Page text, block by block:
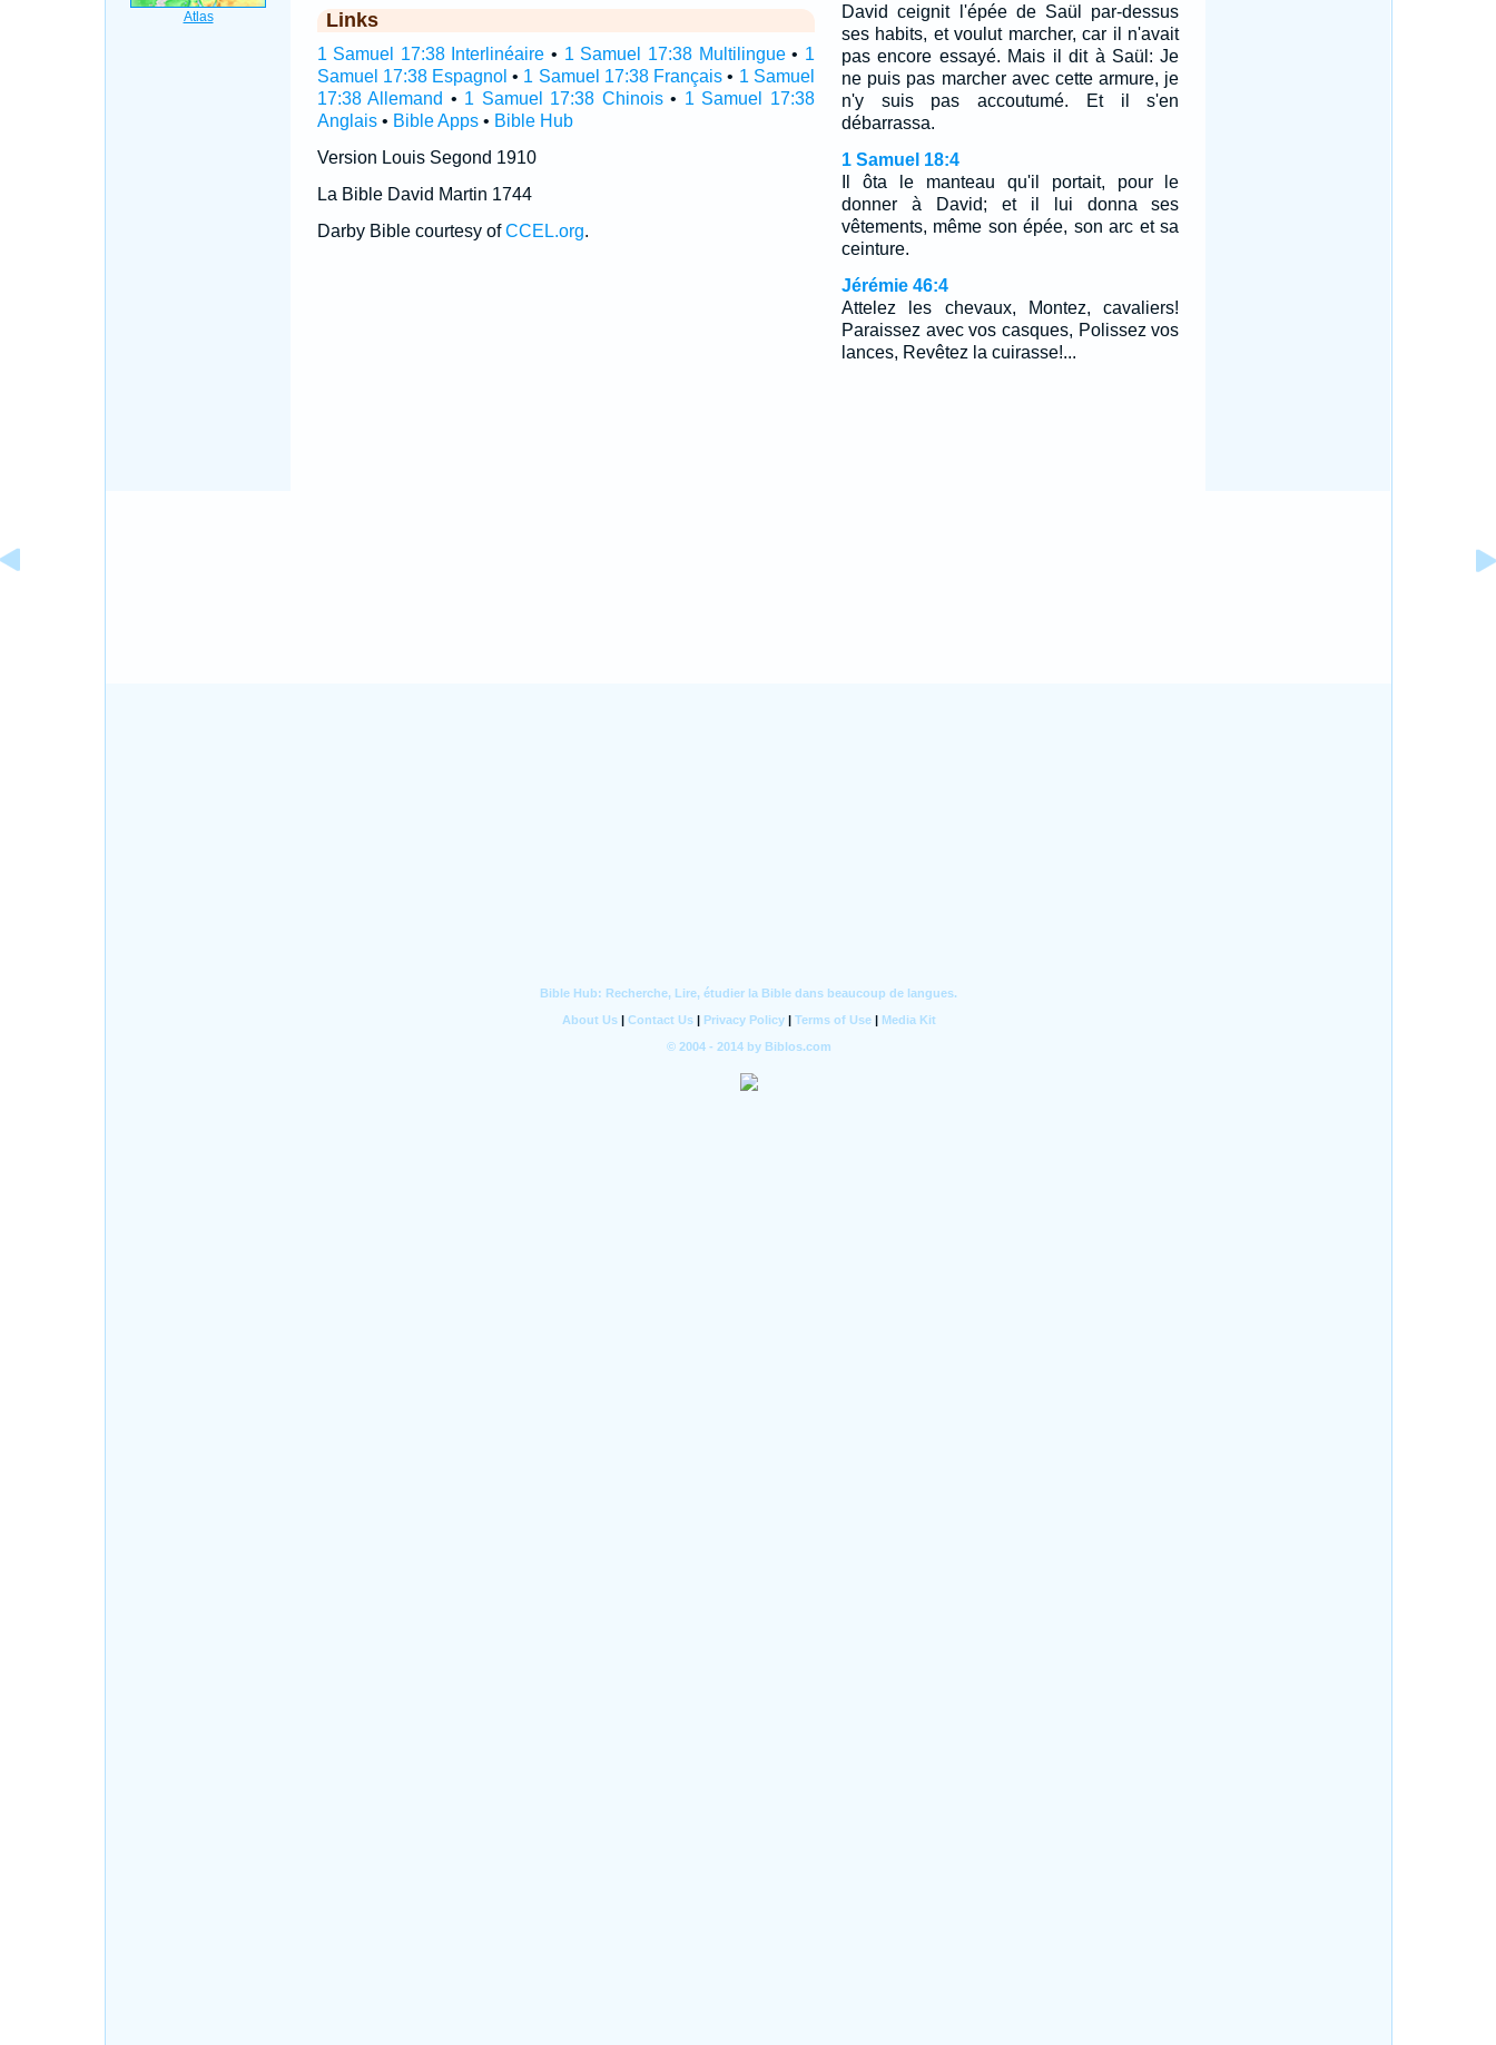
Links
1 Samuel 17:38 Interlinéaire • 1 Samuel 17:38 Multilingue• 1
Samuel 17:38 Espagnol • 1 Samuel 17:38 Français • 1 Samuel
17:38 Allemand • 1 Samuel 17:38 Chinois• 1 Samuel 17:38
Anglais• Bible Apps• Bible Hub
Version Louis Segond 1910
La Bible David Martin 1744
Darby Bible courtesy ofCCEL.org.
David ceignit l'épée de Saül par-dessus
ses habits, et voulut marcher, car il n'avait
pas encore essayé. Mais il dit à Saül: Je
ne puis pas marcher avec cette armure, je
n'y suis pas accoutumé. Et il s'en
débarrassa.
1 Samuel 18:4
Il ôta le manteau qu'il portait, pour le
donner à David; et il lui donna ses
vêtements, même son épée, son arc et sa
ceinture.
Jérémie 46:4
Attelez les chevaux, Montez, cavaliers!
Paraissez avec vos casques, Polissez vos
lances, Revêtez la cuirasse!...